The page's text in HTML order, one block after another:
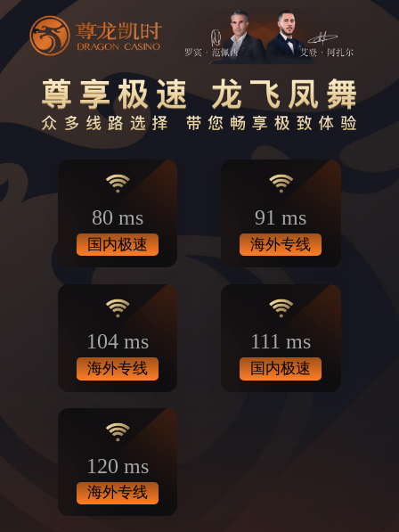
80 ms
国内极速
91 ms
海外专线
104 ms
海外专线
111 ms
国内极速
120 ms
海外专线